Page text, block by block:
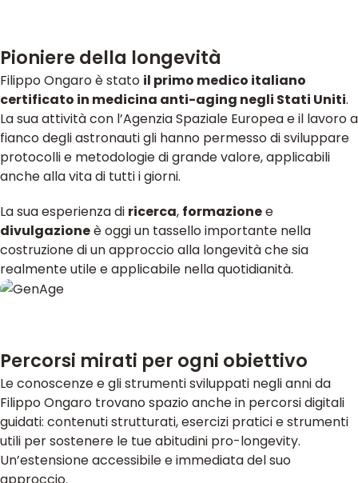
Pioniere della longevità
Filippo Ongaro è stato il primo medico italiano
certificato in medicina anti-aging negli Stati Uniti.
La sua attività con l’Agenzia Spaziale Europea e il lavoro a
fianco degli astronauti gli hanno permesso di sviluppare
protocolli e metodologie di grande valore, applicabili
anche alla vita di tutti i giorni.
La sua esperienza di ricerca, formazionee
divulgazioneè oggi un tassello importante nella
costruzione di un approccio alla longevità che sia
realmente utile e applicabile nella quotidianità.
Percorsi mirati per ogni obiettivo
Le conoscenze e gli strumenti sviluppati negli anni da
Filippo Ongaro trovano spazio anche in percorsi digitali
guidati: contenuti strutturati, esercizi pratici e strumenti
utili per sostenere le tue abitudini pro-longevity.
Un’estensione accessibile e immediata del suo